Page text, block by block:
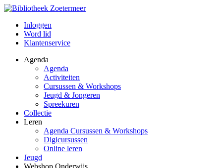
Inloggen
Word lid
Klantenservice
Agenda
Agenda
Activiteiten
Cursussen & Workshops
Jeugd & Jongeren
Spreekuren
Collectie
Leren
Agenda Cursussen & Workshops
Digicursussen
Online leren
Jeugd
Webshop Onderwijs